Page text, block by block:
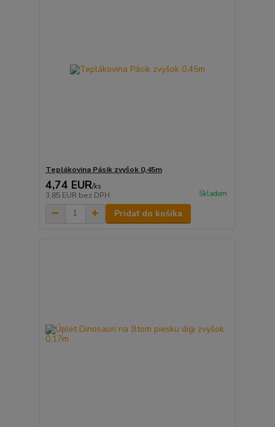
Teplákovina Pásik zvyšok 0,45m
4,74 EUR/ks
3,85 EUR bez DPH Skladom
Pridať do košíka